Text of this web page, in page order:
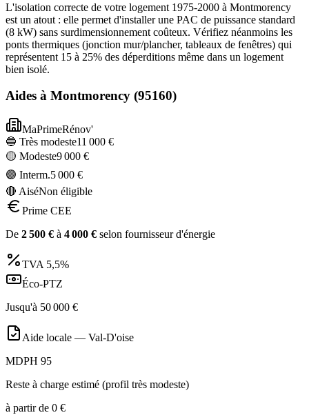
L'isolation correcte de votre logement 1975-2000 à Montmorency
est un atout : elle permet d'installer une PAC de puissance standard
(8 kW) sans surdimensionnement coûteux. Vérifiez néanmoins les
ponts thermiques (jonction mur/plancher, tableaux de fenêtres) qui
représentent 15 à 25% des déperditions même dans un logement
bien isolé.
Aides à Montmorency (95160)
MaPrimeRénov'
🔵 Très modeste11 000 €
🟡 Modeste9 000 €
🟣 Interm.5 000 €
🔴 AiséNon éligible
Prime CEE
De 2 500 € à 4 000 € selon fournisseur d'énergie
TVA 5,5%
Éco-PTZ
Jusqu'à 50 000 €
Aide locale — Val-D'oise
MDPH 95
Reste à charge estimé (profil très modeste)
à partir de 0 €